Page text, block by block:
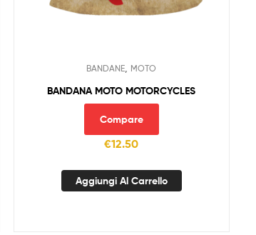
BANDANE MOTO
BANDANA MOTO MOTORCYCLES
Compare
€12.50
Aggiungi Al Carrello